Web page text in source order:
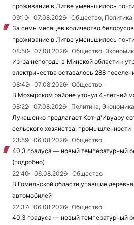
проживание в Литве уменьшилось
09:10
07.08.2026
Общество, Политика
За семь месяцев количество
проживание в Литве уменьшилось
08:50
07.08.2026
Общество,
Из-за непогоды в Минской области к
электричества оставалось 288
08:42
07.08.2026
Общество
В Мозырском районе утонул 4-летний
08:22
07.08.2026
Политика, Экономика
Лукашенко предлагает Кот-д'Ивуару
сельского хозяйства, промышленности
23:59
06.08.2026
Общество
40,3 градуса — новый температурный
(подробно)
22:40
06.08.2026
Общество
В Гомельской области упавшие
автомобилей
22:37
06.08.2026
Общество
40,3 градуса — новый температурный